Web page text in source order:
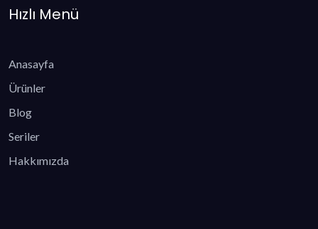
Hızlı Menü
Anasayfa
Ürünler
Blog
Seriler
Hakkımızda